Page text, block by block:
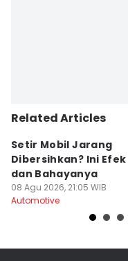
Related Articles
Setir Mobil Jarang
Dibersihkan? Ini Efek
dan Bahayanya
08 Agu 2026, 21:05 WIB
Automotive